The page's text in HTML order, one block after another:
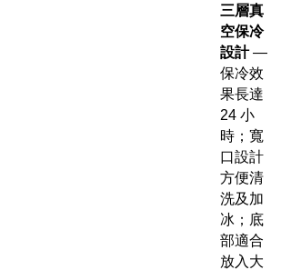
三層真
空保冷
設計—
保冷效
果長達
24 小
時；寬
口設計
方便清
洗及加
冰；底
部適合
放入大